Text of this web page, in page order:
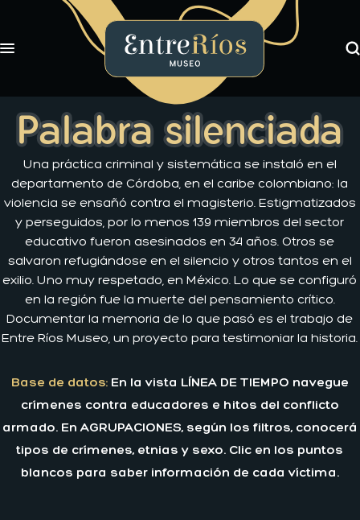
Toggle navigation
EntreRíos Museo
Libros
Novedades
Nosotros
Palabra silenciada
Una práctica criminal y sistemática se instaló en el
departamento de Córdoba, en el caribe colombiano: la
violencia se ensañó contra el magisterio. Estigmatizados
y perseguidos, por lo menos 139 miembros del sector
educativo fueron asesinados en 34 años. Otros se
salvaron refugiándose en el silencio y otros tantos en el
exilio. Uno muy respetado, en México. Lo que se configuró
en la región fue la muerte del pensamiento crítico.
Documentar la memoria de lo que pasó es el trabajo de
Entre Ríos Museo, un proyecto para testimoniar la historia.
Base de datos:En la vista LÍNEA DE TIEMPO navegue
crímenes contra educadores e hitos del conflicto
armado. En AGRUPACIONES, según los filtros, conocerá
tipos de crímenes, etnias y sexo. Clic en los puntos
blancos para saber información de cada víctima.